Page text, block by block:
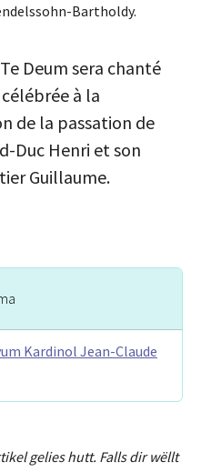
Bartholdy.
Deum sera chanté
célébrée à la
de la passation de
Duc Henri et son
Guillaume.
Kardinol Jean-Claude
gelies hutt. Falls dir wëllt